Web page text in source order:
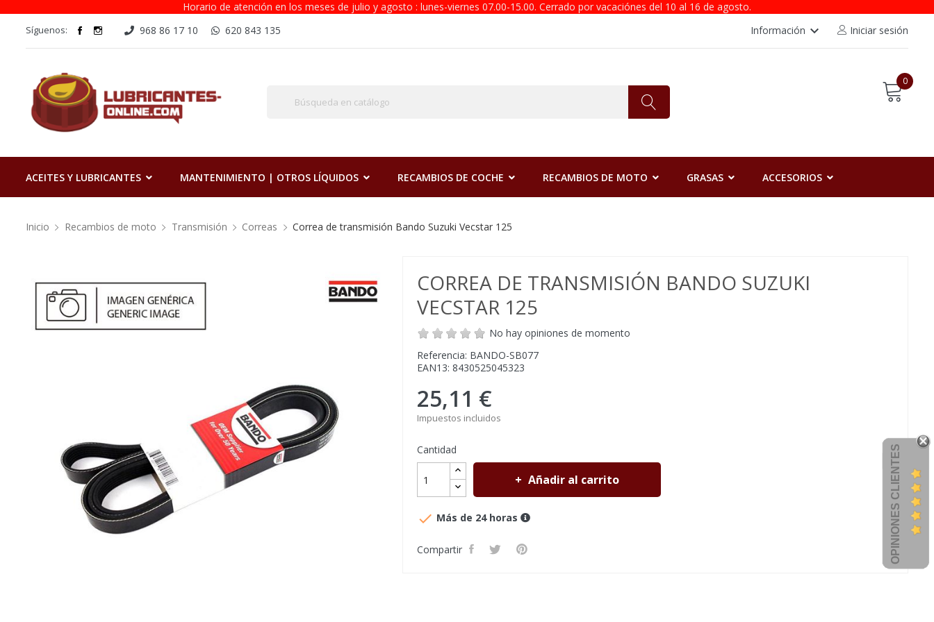
Horario de atención en los meses de julio y agosto : lunes-viernes 07.00-15.00. Cerrado por vacaciónes del 10 al 16 de agosto.
Síguenos: 968 86 17 10 620 843 135 Iniciar sesión
Información keyboard_arrow_down
0
ACEITES Y LUBRICANTES MANTENIMIENTO | OTROS LÍQUIDOS RECAMBIOS DE COCHE RECAMBIOS DE MOTO GRASAS ACCESORIOS
Inicio Recambios de moto Transmisión Correas Correa de transmisión Bando Suzuki Vecstar 125
CORREA DE TRANSMISIÓN BANDO SUZUKI
VECSTAR 125
No hay opiniones de momento
Referencia: BANDO-SB077
EAN13: 8430525045323
25,11 €
Impuestos incluidos
Cantidad
Añadir al carrito
 Más de 24 horas
Compartir OPINIONES CLIENTES